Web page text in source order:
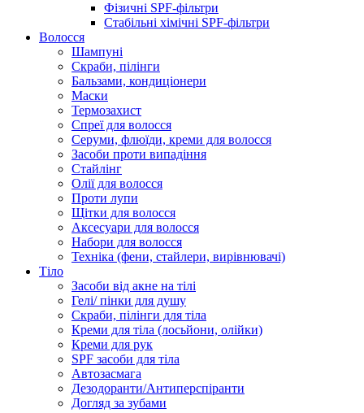
Фізичні SPF-фільтри
Стабільні хімічні SPF-фільтри
Волосся
Шампуні
Скраби, пілінги
Бальзами, кондиціонери
Маски
Термозахист
Спреї для волосся
Серуми, флюїди, креми для волосся
Засоби проти випадіння
Стайлінг
Олії для волосся
Проти лупи
Щітки для волосся
Аксесуари для волосся
Набори для волосся
Техніка (фени, стайлери, вирівнювачі)
Тіло
Засоби від акне на тілі
Гелі/ пінки для душу
Скраби, пілінги для тіла
Креми для тіла (лосьйони, олійки)
Креми для рук
SPF засоби для тіла
Автозасмага
Дезодоранти/Антиперспіранти
Догляд за зубами